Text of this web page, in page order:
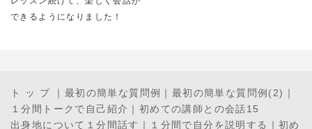
できるようになりました！
ト ッ プ ｜ 最初の簡単な質問例 ｜ 最初の簡単な質問例(2) ｜
１分間トークで自己紹介 ｜ 初めての講師との会話15
出身地について１分間話す ｜ １分間で自分を説明する ｜初め